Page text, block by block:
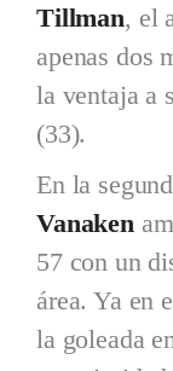
Tillman, el
apenas dos
la ventaja a
(33).
En la
Vanaken
57 con un
área. Ya en
la goleada